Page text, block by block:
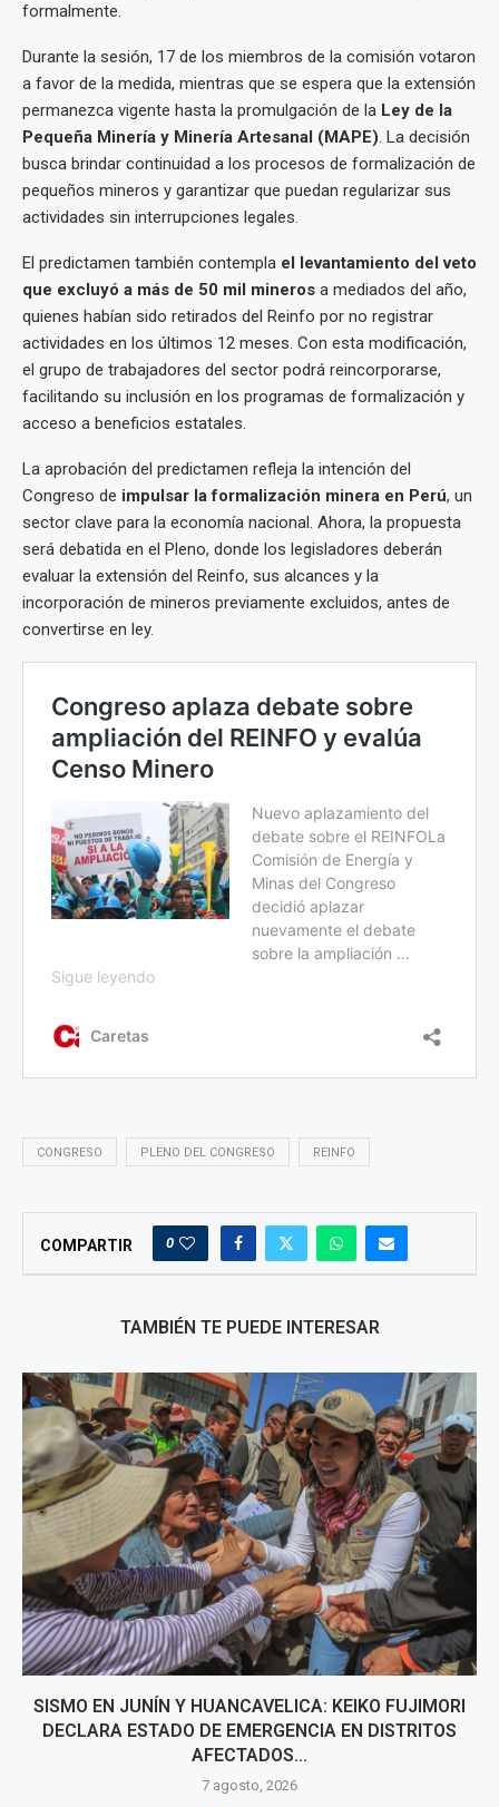
formalmente.
Durante la sesión, 17 de los miembros de la comisión votaron
a favor de la medida, mientras que se espera que la extensión
permanezca vigente hasta la promulgación de la Ley de la
Pequeña Minería y Minería Artesanal (MAPE). La decisión
busca brindar continuidad a los procesos de formalización de
pequeños mineros y garantizar que puedan regularizar sus
actividades sin interrupciones legales.
El predictamen también contempla el levantamiento del veto
que excluyó a más de 50 mil mineros a mediados del año,
quienes habían sido retirados del Reinfo por no registrar
actividades en los últimos 12 meses. Con esta modificación,
el grupo de trabajadores del sector podrá reincorporarse,
facilitando su inclusión en los programas de formalización y
acceso a beneficios estatales.
La aprobación del predictamen refleja la intención del
Congreso de impulsar la formalización minera en Perú, un
sector clave para la economía nacional. Ahora, la propuesta
será debatida en el Pleno, donde los legisladores deberán
evaluar la extensión del Reinfo, sus alcances y la
incorporación de mineros previamente excluidos, antes de
convertirse en ley.
CONGRESO PLENO DEL CONGRESO REINFO
COMPARTIR 0
TAMBIÉN TE PUEDE INTERESAR
SISMO EN JUNÍN Y HUANCAVELICA: KEIKO FUJIMORI
DECLARA ESTADO DE EMERGENCIA EN DISTRITOS
AFECTADOS...
7 agosto, 2026